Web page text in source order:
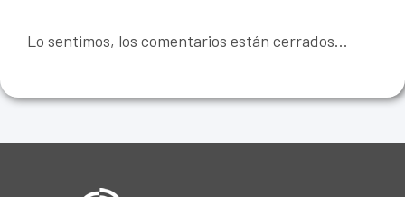
Lo sentimos, los comentarios están cerrados...